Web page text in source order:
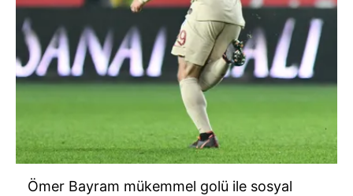
Ömer Bayram mükemmel golü ile sosyal